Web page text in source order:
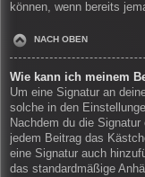
können, wenn bereits
NACH OBEN
Wie kann ich meinem
Um eine Signatur an
solche in den
Nachdem du die
jedem Beitrag das
eine Signatur auch
das standardmäßige